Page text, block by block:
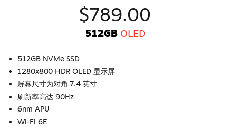
$789.00
512GB OLED
512GB NVMe SSD
1280x800 HDR OLED 显示屏
屏幕尺寸为对角 7.4 英寸
刷新率高达 90Hz
6nm APU
Wi-Fi 6E